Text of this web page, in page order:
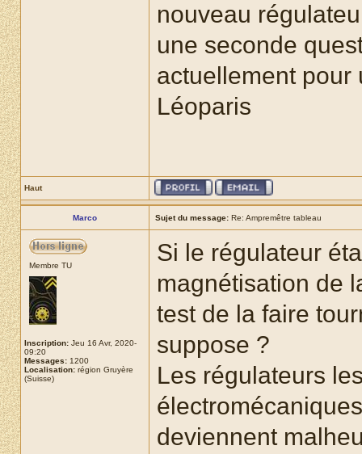
nouveau
une seconde
actuellement pour
Léoparis
Haut
Marco Sujet du message: Re: Ampremêtre tableau
Membre TU
Inscription: Jeu 16 Avr, 2020-
09:20
Messages: 1200
Localisation: région Gruyère
(Suisse)
Si le régulateur
magnétisation de
test de la faire
suppose ?
Les régulateurs
deviennent